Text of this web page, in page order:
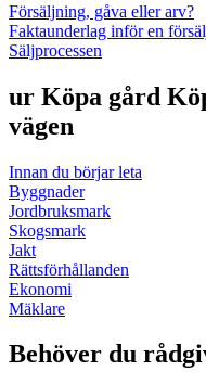
Försäljning, gåva eller arv?
Faktaunderlag inför en
Säljprocessen
ur Köpa gård
vägen
Innan du börjar leta
Byggnader
Jordbruksmark
Skogsmark
Jakt
Rättsförhållanden
Ekonomi
Mäklare
Behöver du